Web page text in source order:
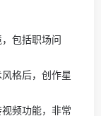
包括职场问
格后，创作星
频功能，非常